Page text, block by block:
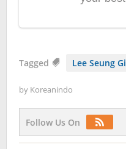
Tagged Lee Seung Gi
by Koreanindo
Follow Us On